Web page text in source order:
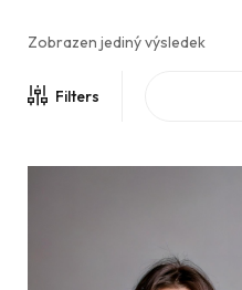
Zobrazen jediný výsledek
Filters